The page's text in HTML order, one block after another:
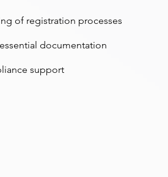
of registration processes
documentation
support